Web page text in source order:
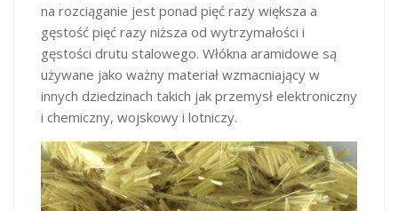
na rozciąganie jest ponad pięć razy większa a
gęstość pięć razy niższa od wytrzymałości i
gęstości drutu stalowego. Włókna aramidowe są
używane jako ważny materiał wzmacniający w
innych dziedzinach takich jak przemysł elektroniczny
i chemiczny, wojskowy i lotniczy.